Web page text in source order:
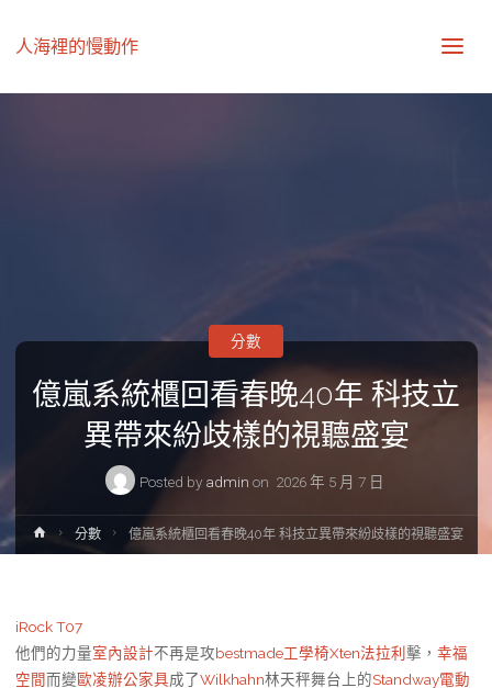
人海裡的慢動作
億嵐系統櫃回看春晚40年 科技立
異帶來紛歧樣的視聽盛宴
Posted by admin on 2026 年 5 月 7 日
分數
Home分數 億嵐系統櫃回看春晚40年 科技立異帶來紛歧樣的視聽盛宴
iRock T07
他們的力量室內設計不再是攻bestmade工學椅Xten法拉利 擊， 幸福
空間而變歐凌辦公家具成了Wilkhahn林天秤舞台上的Standway電動